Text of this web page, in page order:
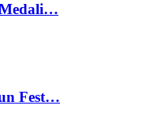
Medali…
Fest…